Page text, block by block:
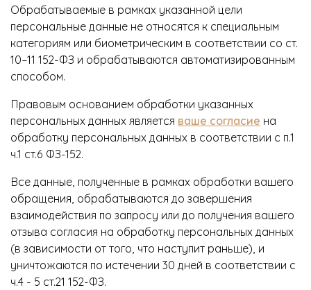
Обрабатываемые в рамках указанной цели
персональные данные не относятся к специальным
категориям или биометрическим в соответствии со ст.
10–11 152-ФЗ и обрабатываются автоматизированным
способом.
Правовым основанием обработки указанных
персональных данных является ваше согласие на
обработку персональных данных в соответствии с п.1
ч.1 ст.6 ФЗ-152.
Все данные, полученные в рамках обработки вашего
обращения, обрабатываются до завершения
взаимодействия по запросу или до получения вашего
отзыва согласия на обработку персональных данных
(в зависимости от того, что наступит раньше), и
уничтожаются по истечении 30 дней в соответствии с
ч.4 - 5 ст.21 152-ФЗ.